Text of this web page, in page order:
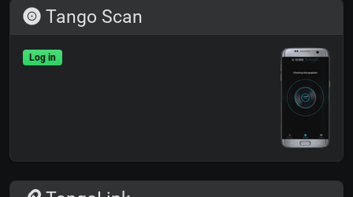
Tango Scan
Log in